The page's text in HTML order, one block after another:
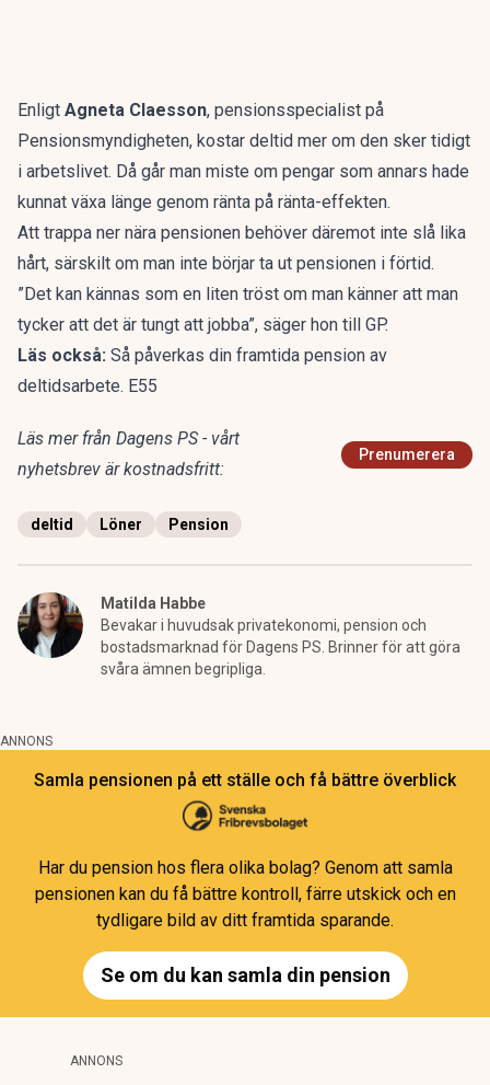
Enligt Agneta Claesson, pensionsspecialist på
Pensionsmyndigheten, kostar deltid mer om den sker tidigt
i arbetslivet. Då går man miste om pengar som annars hade
kunnat växa länge genom ränta på ränta-effekten.
Att trappa ner nära pensionen behöver däremot inte slå lika
hårt, särskilt om man inte börjar ta ut pensionen i förtid.
”Det kan kännas som en liten tröst om man känner att man
tycker att det är tungt att jobba”, säger hon till GP.
Läs också: Så påverkas din framtida pension av
deltidsarbete. E55
Läs mer från Dagens PS - vårt
nyhetsbrev är kostnadsfritt:
Prenumerera
deltid Löner Pension
Matilda Habbe
Bevakar i huvudsak privatekonomi, pension och
bostadsmarknad för Dagens PS. Brinner för att göra
svåra ämnen begripliga.
ANNONS
Samla pensionen på ett ställe och få bättre överblick
Har du pension hos flera olika bolag? Genom att samla
pensionen kan du få bättre kontroll, färre utskick och en
tydligare bild av ditt framtida sparande.
Se om du kan samla din pension
ANNONS